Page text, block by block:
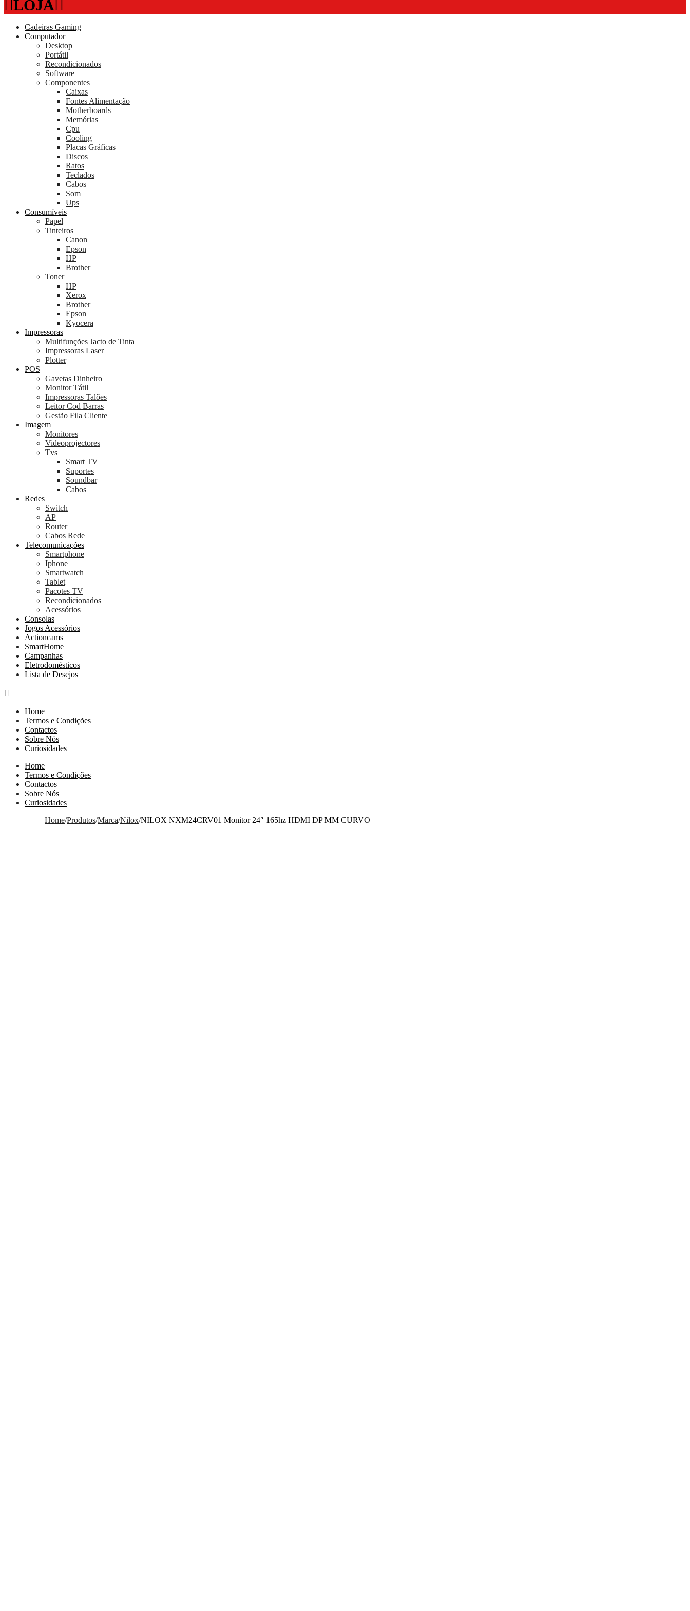
LOJA
Cadeiras Gaming
Computador
Desktop
Portátil
Recondicionados
Software
Componentes
Caixas
Fontes Alimentação
Motherboards
Memórias
Cpu
Cooling
Placas Gráficas
Discos
Ratos
Teclados
Cabos
Som
Ups
Consumíveis
Papel
Tinteiros
Canon
Epson
HP
Brother
Toner
HP
Xerox
Brother
Epson
Kyocera
Impressoras
Multifunções Jacto de Tinta
Impressoras Laser
Plotter
POS
Gavetas Dinheiro
Monitor Tátil
Impressoras Talões
Leitor Cod Barras
Gestão Fila Cliente
Imagem
Monitores
Videoprojectores
Tvs
Smart TV
Suportes
Soundbar
Cabos
Redes
Switch
AP
Router
Cabos Rede
Telecomunicações
Smartphone
Iphone
Smartwatch
Tablet
Pacotes TV
Recondicionados
Acessórios
Consolas
Jogos Acessórios
Actioncams
SmartHome
Campanhas
Eletrodomésticos
Lista de Desejos
Home
Termos e Condições
Contactos
Sobre Nós
Curiosidades
Home
Termos e Condições
Contactos
Sobre Nós
Curiosidades
Home/Produtos/Marca/Nilox/NILOX NXM24CRV01 Monitor 24″ 165hz HDMI DP MM CURVO